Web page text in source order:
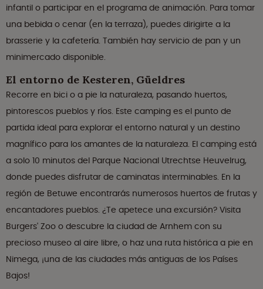
infantil o participar en el programa de animación. Para tomar
una bebida o cenar (en la terraza), puedes dirigirte a la
brasserie y la cafetería. También hay servicio de pan y un
minimercado disponible.
El entorno de Kesteren, Güeldres
Recorre en bici o a pie la naturaleza, pasando huertos,
pintorescos pueblos y ríos. Este camping es el punto de
partida ideal para explorar el entorno natural y un destino
magnífico para los amantes de la naturaleza. El camping está
a solo 10 minutos del Parque Nacional Utrechtse Heuvelrug,
donde puedes disfrutar de caminatas interminables. En la
región de Betuwe encontrarás numerosos huertos de frutas y
encantadores pueblos. ¿Te apetece una excursión? Visita
Burgers' Zoo o descubre la ciudad de Arnhem con su
precioso museo al aire libre, o haz una ruta histórica a pie en
Nimega, ¡una de las ciudades más antiguas de los Países
Bajos!